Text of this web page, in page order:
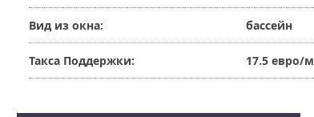
Вид из окна: бассейн
Такса Поддержки: 17.5 евро/м